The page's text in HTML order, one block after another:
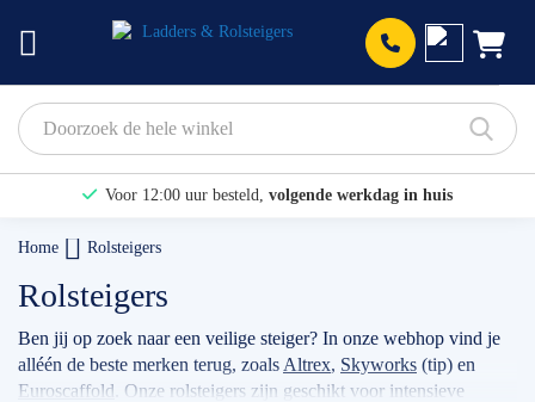
Voor 12:00 uur besteld, volgende werkdag in huis
Home Rolsteigers
Rolsteigers
Ben jij op zoek naar een veilige steiger? In onze webhop vind je
alléén de beste merken terug, zoals Altrex, Skyworks (tip) en
Euroscaffold . Onze rolsteigers zijn geschikt voor intensieve